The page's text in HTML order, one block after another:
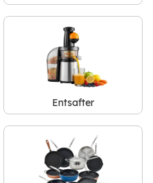
Entsafter